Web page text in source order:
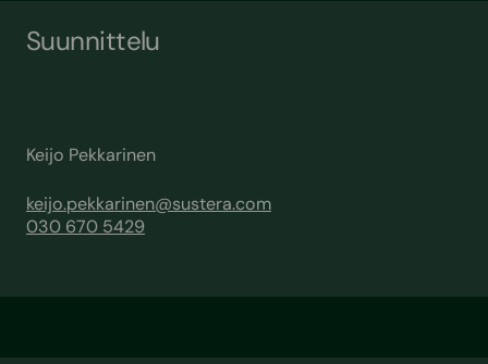
Suunnittelu
Keijo Pekkarinen
keijo.pekkarinen@sustera.com
030 670 5429